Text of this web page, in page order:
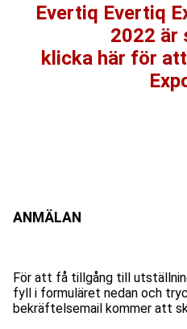
Evertiq Evertiq
2022 är
klicka här för
För att få tillgång till
fyll i formuläret nedan och
bekräftelsemail kommer att